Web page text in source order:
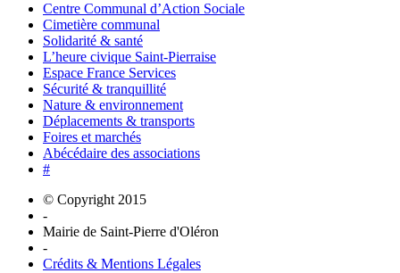
Centre Communal d’Action Sociale
Cimetière communal
Solidarité & santé
L’heure civique Saint-Pierraise
Espace France Services
Sécurité & tranquillité
Nature & environnement
Déplacements & transports
Foires et marchés
Abécédaire des associations
#
© Copyright 2015
-
Mairie de Saint-Pierre d'Oléron
-
Crédits & Mentions Légales